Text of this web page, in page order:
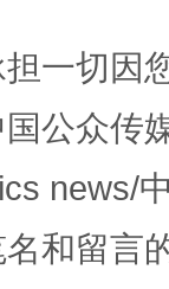
除
一切因
公众传
news/
和留言